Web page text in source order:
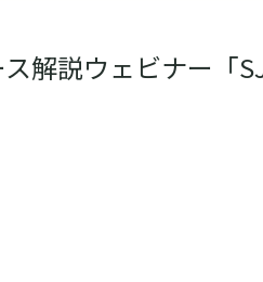
解説ウェビナー「
ログイン